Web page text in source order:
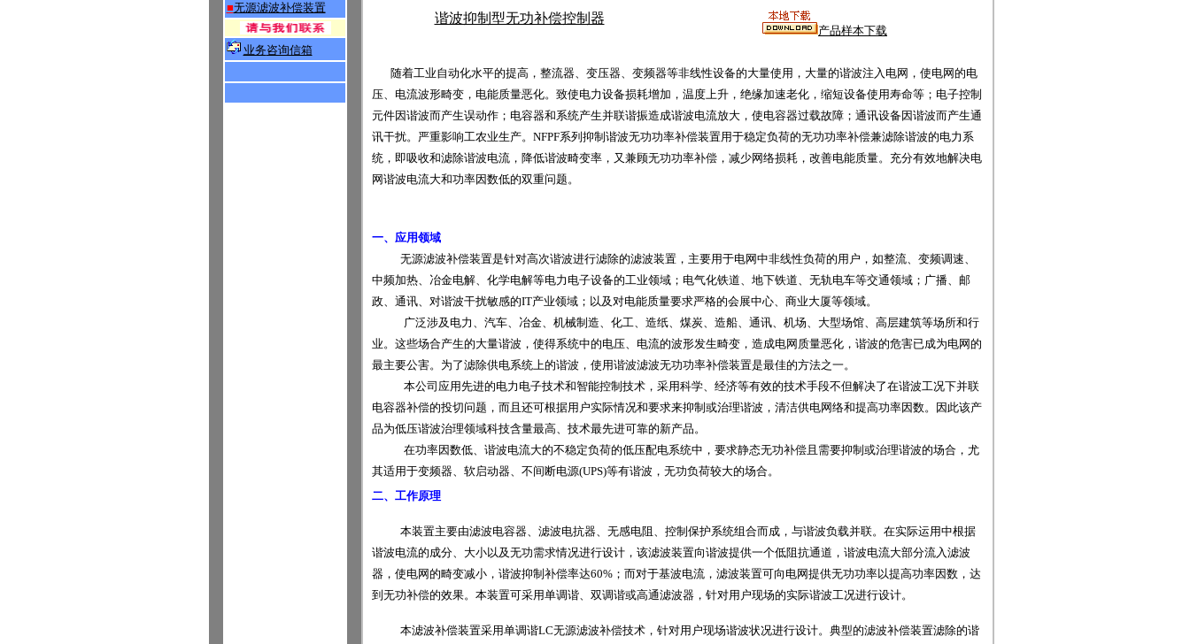
■无源滤波补偿装置
业务咨询信箱
谐波抑制型无功补偿控制器
产品样本下载
随着工业自动化水平的提高，整流器、变压器、变频器等非线性设备的大量使用，大量的谐波注入电网，使电网的电
压、电流波形畸变，电能质量恶化。致使电力设备损耗增加，温度上升，绝缘加速老化，缩短设备使用寿命等；电子控制
元件因谐波而产生误动作；电容器和系统产生并联谐振造成谐波电流放大，使电容器过载故障；通讯设备因谐波而产生通
讯干扰。严重影响工农业生产。 NFPF系列抑制谐波无功功率补偿装置用于稳定负荷的无功功率补偿兼滤除谐波的电力系
统，即吸收和滤除谐波电流，降低谐波畸变率，又兼顾无功功率补偿，减少网络损耗，改善电能质量。充分有效地解决电
网谐波电流大和功率因数低的双重问题。
一、应用领域
无源滤波补偿装置是针对高次谐波进行滤除的滤波装置，主要用于电网中非线性负荷的用户，如整流、变频调速、
中频加热、冶金电解、化学电解等电力电子设备的工业领域；电气化铁道、地下铁道、无轨电车等交通领域；广播、邮
政、通讯、对谐波干扰敏感的IT产业领域；以及对电能质量要求严格的会展中心、商业大厦等领域。
广泛涉及电力、汽车、冶金、机械制造、化工、造纸、煤炭、造船、通讯、机场、大型场馆、高层建筑等场所和行
业。这些场合产生的大量谐波，使得系统中的电压、电流的波形发生畸变，造成电网质量恶化，谐波的危害已成为电网的
最主要公害。为了滤除供电系统上的谐波，使用谐波滤波无功功率补偿装置是最佳的方法之一。
本公司应用先进的电力电子技术和智能控制技术，采用科学、经济等有效的技术手段不但解决了在谐波工况下并联
电容器补偿的投切问题，而且还可根据用户实际情况和要求来抑制或治理谐波，清洁供电网络和提高功率因数。因此该产
品为低压谐波治理领域科技含量最高、技术最先进可靠的新产品。
在功率因数低、谐波电流大的不稳定负荷的低压配电系统中，要求静态无功补偿且需要抑制或治理谐波的场合，尤
其适用于变频器、软启动器、不间断电源(UPS)等有谐波，无功负荷较大的场合。
二、工作原理
本装置主要由滤波电容器、滤波电抗器、无感电阻、控制保护系统组合而成，与谐波负载并联。在实际运用中根据
谐波电流的成分、大小以及无功需求情况进行设计，该滤波装置向谐波提供一个低阻抗通道，谐波电流大部分流入滤波
器，使电网的畸变减小，谐波抑制补偿率达60%；而对于基波电流，滤波装置可向电网提供无功功率以提高功率因数，达
到无功补偿的效果。本装置可采用单调谐、双调谐或高通滤波器，针对用户现场的实际谐波工况进行设计。
本滤波补偿装置采用单调谐LC无源滤波补偿技术，针对用户现场谐波状况进行设计。典型的滤波补偿装置滤除的谐